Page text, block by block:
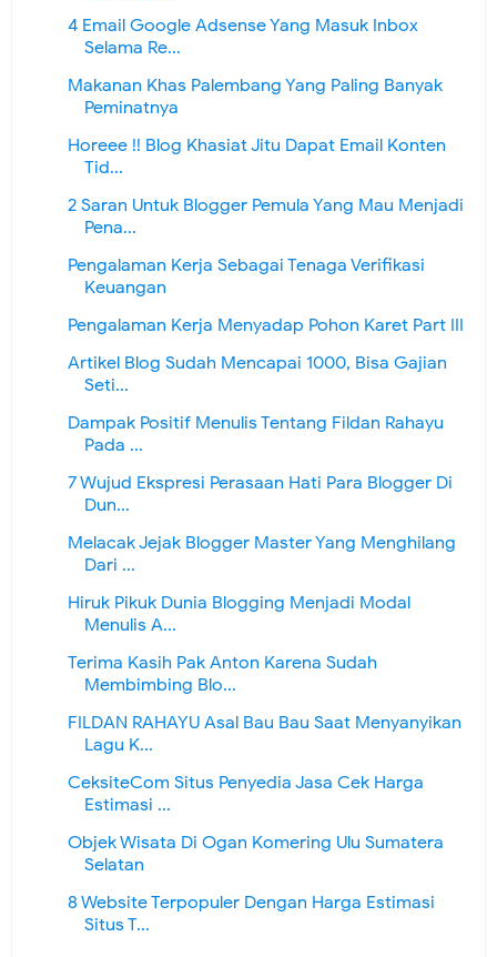
4 Email Google Adsense Yang Masuk Inbox
Selama Re...
Makanan Khas Palembang Yang Paling Banyak
Peminatnya
Horeee !! Blog Khasiat Jitu Dapat Email Konten
Tid...
2 Saran Untuk Blogger Pemula Yang Mau Menjadi
Pena...
Pengalaman Kerja Sebagai Tenaga Verifikasi
Keuangan
Pengalaman Kerja Menyadap Pohon Karet Part III
Artikel Blog Sudah Mencapai 1000, Bisa Gajian
Seti...
Dampak Positif Menulis Tentang Fildan Rahayu
Pada ...
7 Wujud Ekspresi Perasaan Hati Para Blogger Di
Dun...
Melacak Jejak Blogger Master Yang Menghilang
Dari ...
Hiruk Pikuk Dunia Blogging Menjadi Modal
Menulis A...
Terima Kasih Pak Anton Karena Sudah
Membimbing Blo...
FILDAN RAHAYU Asal Bau Bau Saat Menyanyikan
Lagu K...
CeksiteCom Situs Penyedia Jasa Cek Harga
Estimasi ...
Objek Wisata Di Ogan Komering Ulu Sumatera
Selatan
8 Website Terpopuler Dengan Harga Estimasi
Situs T...